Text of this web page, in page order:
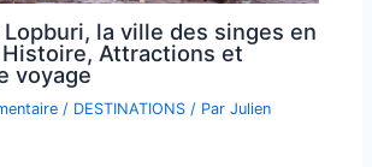
la ville des singes en
Attractions et
voyage
/ DESTINATIONS / ParJulien